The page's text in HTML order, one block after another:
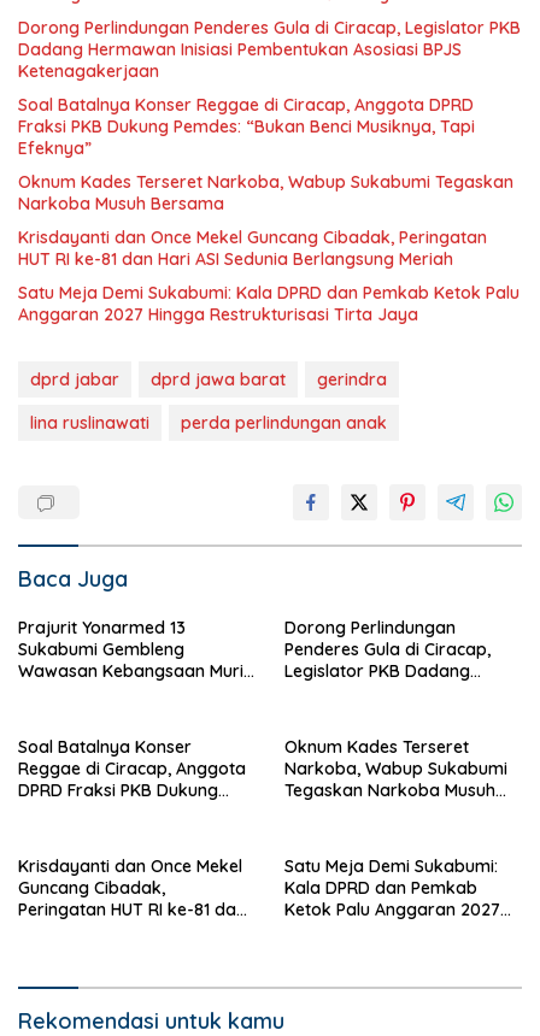
Dorong Perlindungan Penderes Gula di Ciracap, Legislator PKB
Dadang Hermawan Inisiasi Pembentukan Asosiasi BPJS
Ketenagakerjaan
Soal Batalnya Konser Reggae di Ciracap, Anggota DPRD
Fraksi PKB Dukung Pemdes: “Bukan Benci Musiknya, Tapi
Efeknya”
Oknum Kades Terseret Narkoba, Wabup Sukabumi Tegaskan
Narkoba Musuh Bersama
Krisdayanti dan Once Mekel Guncang Cibadak, Peringatan
HUT RI ke-81 dan Hari ASI Sedunia Berlangsung Meriah
Satu Meja Demi Sukabumi: Kala DPRD dan Pemkab Ketok Palu
Anggaran 2027 Hingga Restrukturisasi Tirta Jaya
dprd jabar dprd jawa barat
gerindra
lina ruslinawati
perda perlindungan anak
Baca Juga
Prajurit Yonarmed 13
Sukabumi Gembleng
Wawasan Kebangsaan Murid
Dorong Perlindungan
Penderes Gula di Ciracap,
Legislator PKB Dadang
Ketenagakerjaan
Soal Batalnya Konser
Reggae di Ciracap, Anggota
DPRD Fraksi PKB Dukung
Oknum Kades Terseret
Narkoba, Wabup Sukabumi
Tegaskan Narkoba Musuh
Krisdayanti dan Once Mekel
Guncang Cibadak,
Peringatan HUT RI ke-81 dan
Satu Meja Demi Sukabumi:
Kala DPRD dan Pemkab
Ketok Palu Anggaran 2027
Rekomendasi untuk kamu